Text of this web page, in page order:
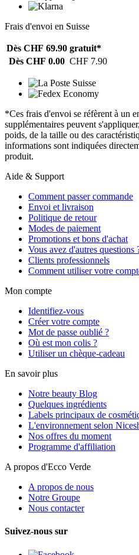
Frais d'envoi en Suisse
Dès CHF 69.90 gratuit*
Dès CHF 0.00 CHF 7.90
*Ces frais d'envoi se réfèrent à un
supplémentaires peuvent
poids, de la taille ou des
informations sont indiquées
produit.
Aide & Support
Comment passer commande
Envoi et livraison
Politique de retour
Modes de paiement
Promotions et bons d'achat
Vous avez d'autres questions
Clients professionnels
Comment utiliser votre
Mon compte
Identifiez-vous
Créer votre compte
Mot de passe oublié ?
Où est mon colis ?
Utiliser un chèque-cadeau
En savoir plus
Notre beauty Blog
Quelques ingrédients
Labels principaux de
L'environnement selon
Nos offres du moment
Programme d'affiliation
A propos d'Ecco Verde
A propos de nous
Notre Groupe
Nous contacter
Suivez-nous sur